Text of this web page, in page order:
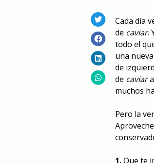
Cada día
de caviar.
todo el
una
de
de caviar
muchos
Pero la
1.Que te